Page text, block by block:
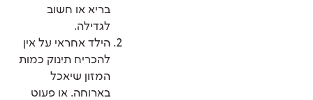
בריא או חשוב
לגדילה.
הילד אחראי על אין
להכריח תינוק כמות
המזון שיאכל
בארוחה. או פעוט